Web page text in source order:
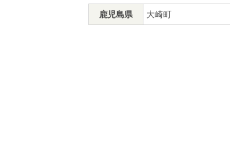
鹿児島県 大崎町